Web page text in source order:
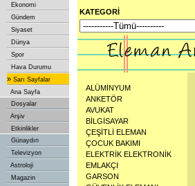
Ekonomi
Gündem
Siyaset
Dünya
Spor
Hava Durumu
» Sarı Sayfalar
Ana Sayfa
Dosyalar
Arşiv
Etkinlikler
Günaydın
Televizyon
Astroloji
Magazin
KATEGORİ
ALÜMİNYUM
ANKETÖR
AVUKAT
BİLGİSAYAR
ÇEŞİTLİ ELEMAN
ÇOCUK BAKIMI
ELEKTRİK ELEKTRONİK
EMLAKÇI
GARSON